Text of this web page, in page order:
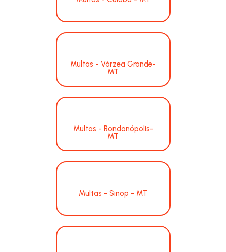
Multas - Várzea Grande-
MT
Multas - Rondonópolis-
MT
Multas - Sinop - MT